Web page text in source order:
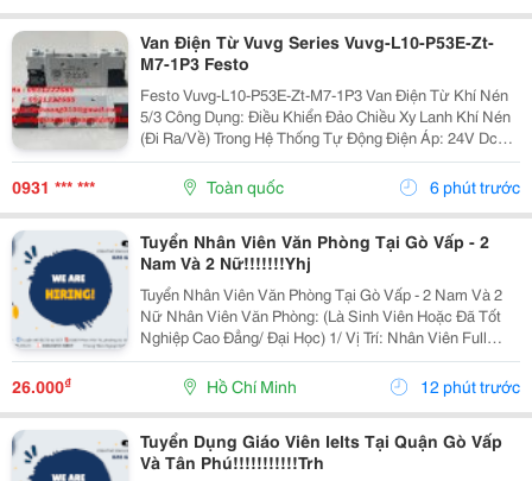
Van Điện Từ Vuvg Series Vuvg-L10-P53E-Zt-
M7-1P3 Festo
Festo Vuvg-L10-P53E-Zt-M7-1P3 Van Điện Từ Khí Nén
5/3 Công Dụng: Điều Khiển Đảo Chiều Xy Lanh Khí Nén
(Đi Ra/Về) Trong Hệ Thống Tự Động Điện Áp: 24V Dc
Các Dòng Festo Tương Tự: Vuvg-L10-P53E-Zt-M7-1P3,
Vuvg-L10-T32C-Mt-M5-1R8L,...
0931 *** *** Toàn quốc 6 phút trước
Tuyển Nhân Viên Văn Phòng Tại Gò Vấp - 2
Nam Và 2 Nữ!!!!!!!Yhj
Tuyển Nhân Viên Văn Phòng Tại Gò Vấp - 2 Nam Và 2
Nữ Nhân Viên Văn Phòng: (Là Sinh Viên Hoặc Đã Tốt
Nghiệp Cao Đẳng/ Đại Học) 1/ Vị Trí: Nhân Viên Full
Time (2 Nam 2 Nữ) Ca Làm: 13:00 Đến 21:00 (1 Tháng
Được Nghỉ Phép 1 Ngày, Và Hưởng Các Ngày...
26.000₫ Hồ Chí Minh 12 phút trước
Tuyển Dụng Giáo Viên Ielts Tại Quận Gò Vấp
Và Tân Phú!!!!!!!!!!!Trh